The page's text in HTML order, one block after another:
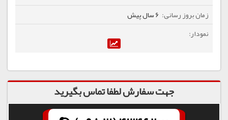
6 سال پیش
جهت سفارش لطفا تماس بگیرید